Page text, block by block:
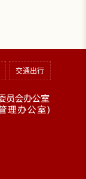
交通出行